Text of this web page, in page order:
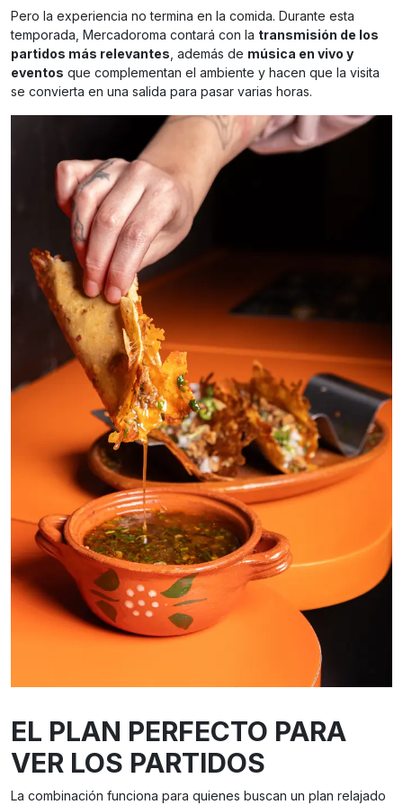
Pero la experiencia no termina en la comida. Durante esta
temporada, Mercadoroma contará con la transmisión de los
partidos más relevantes, además de música en vivo y
eventos que complementan el ambiente y hacen que la visita
se convierta en una salida para pasar varias horas.
EL PLAN PERFECTO PARA
VER LOS PARTIDOS
La combinación funciona para quienes buscan un plan relajado